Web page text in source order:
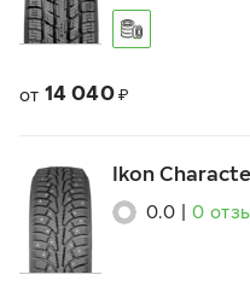
от 14 040 ₽
Ikon
0.0 0